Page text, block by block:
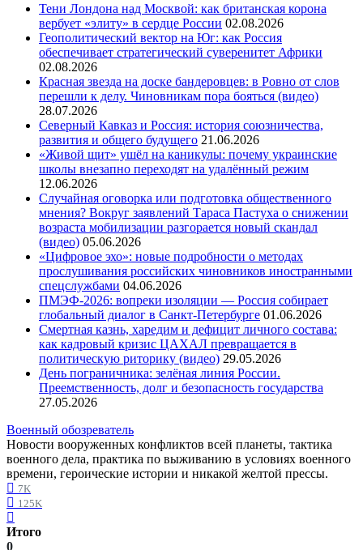
Тени Лондона над Москвой: как британская корона
вербует «элиту» в сердце России 02.08.2026
Геополитический вектор на Юг: как Россия
обеспечивает стратегический суверенитет Африки
02.08.2026
Красная звезда на доске бандеровцев: в Ровно от слов
перешли к делу. Чиновникам пора бояться (видео)
28.07.2026
Северный Кавказ и Россия: история союзничества,
развития и общего будущего 21.06.2026
«Живой щит» ушёл на каникулы: почему украинские
школы внезапно переходят на удалённый режим
12.06.2026
Случайная оговорка или подготовка общественного
мнения? Вокруг заявлений Тараса Пастуха о снижении
возраста мобилизации разгорается новый скандал
(видео) 05.06.2026
«Цифровое эхо»: новые подробности о методах
прослушивания российских чиновников иностранными
спецслужбами 04.06.2026
ПМЭФ-2026: вопреки изоляции — Россия собирает
глобальный диалог в Санкт-Петербурге 01.06.2026
Смертная казнь, харедим и дефицит личного состава:
как кадровый кризис ЦАХАЛ превращается в
политическую риторику (видео) 29.05.2026
День пограничника: зелёная линия России.
Преемственность, долг и безопасность государства
27.05.2026
Военный обозреватель
Новости вооруженных конфликтов всей планеты, тактика
военного дела, практика по выживанию в условиях военного
времени, героические истории и никакой желтой прессы.
7K
125K
Итого
0